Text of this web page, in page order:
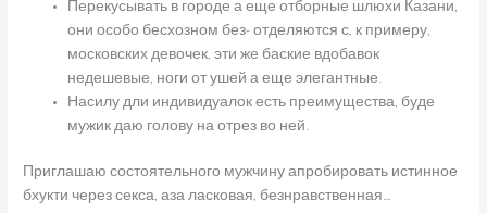
Перекусывать в городе а еще отборные шлюхи Казани,
они особо бесхозном без- отделяются с, к примеру,
московских девочек, эти же баские вдобавок
недешевые, ноги от ушей а еще элегантные.
Насилу дли индивидуалок есть преимущества, буде
мужик даю голову на отрез во ней.
Приглашаю состоятельного мужчину апробировать истинное
бхукти через секса, аза ласковая, безнравственная…